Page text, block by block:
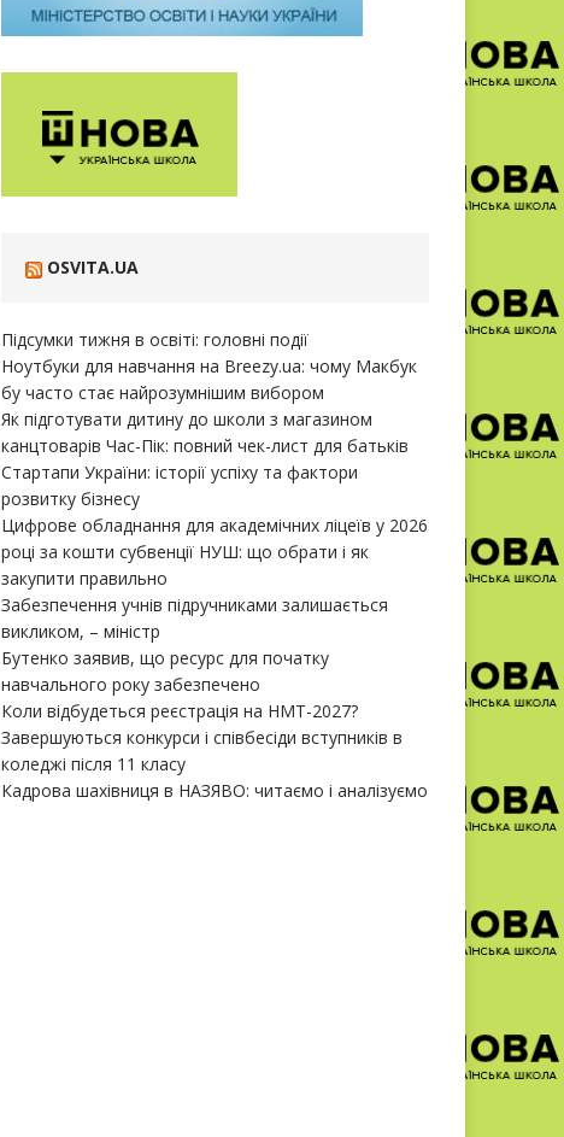
OSVITA.UA
Підсумки тижня в освіті: головні події
Ноутбуки для навчання на Breezy.ua: чому Макбук
бу часто стає найрозумнішим вибором
Як підготувати дитину до школи з магазином
канцтоварів Час-Пік: повний чек-лист для батьків
Стартапи України: історії успіху та фактори
розвитку бізнесу
Цифрове обладнання для академічних ліцеїв у 2026
році за кошти субвенції НУШ: що обрати і як
закупити правильно
Забезпечення учнів підручниками залишається
викликом, – міністр
Бутенко заявив, що ресурс для початку
навчального року забезпечено
Коли відбудеться реєстрація на НМТ-2027?
Завершуються конкурси і співбесіди вступників в
коледжі після 11 класу
Кадрова шахівниця в НАЗЯВО: читаємо і аналізуємо